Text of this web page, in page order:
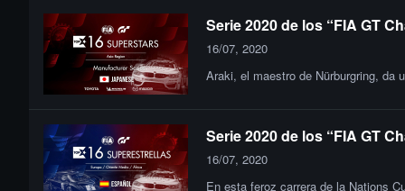
Serie 2020 de los “FIA GT
16/07, 2020
Araki, el maestro de Nürburgring, da
Serie 2020 de los “FIA GT
16/07, 2020
En esta feroz carrera de la Nations